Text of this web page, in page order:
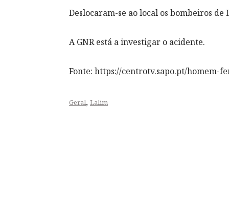
Deslocaram-se ao local os bombeiros
A GNR está a investigar o acidente.
Fonte: https://centrotv.sapo.pt/homem-
Geral, Lalim